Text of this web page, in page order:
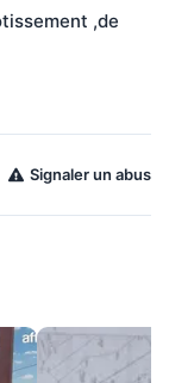
,de
Signaler un abus